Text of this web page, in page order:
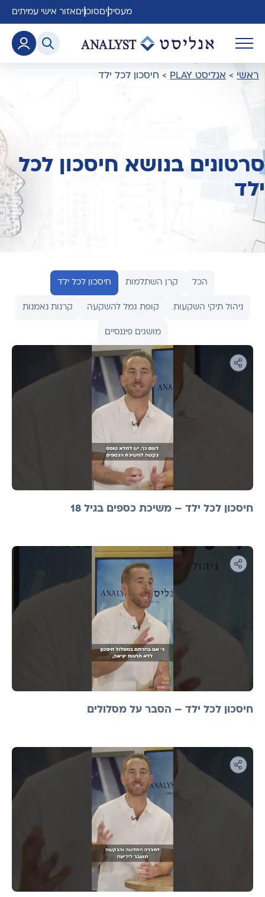
מעסיקים סוכנים אזור אישי עמיתים
ראשי > אנליסט PLAY > חיסכון לכל ילד
סרטונים בנושא חיסכון לכל
ילד
הכל קרן השתלמות חיסכון לכל ילד
ניהול תיקי השקעות קופת גמל להשקעה קרנות נאמנות
מושגים פיננסיים
חיסכון לכל ילד – משיכת כספים בגיל 18
חיסכון לכל ילד – הסבר על מסלולים